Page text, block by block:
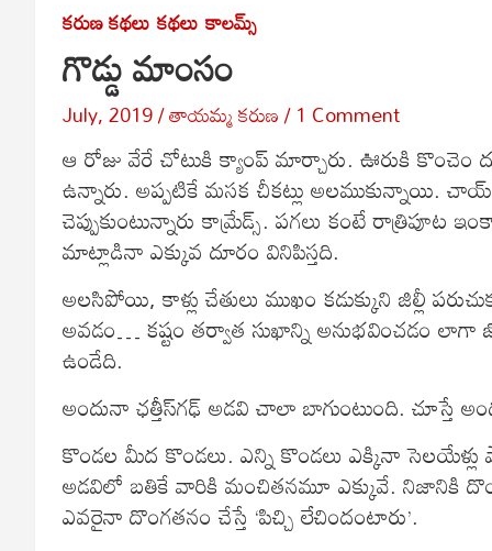
కరుణ కథలుకథలుకాలమ్స్
గొడ్డు మాంసం
July, 2019 తాయమ్మ కరుణ 1 Comment
ఆ రోజు వేరే చోటుకి క్యాంప్‌ మార్చారు. ఊరుకి
ఉన్నారు. అప్పటికే మసక చీకట్లు అలముకున్నాయి.
చెప్పుకుంటున్నారు కామ్రేడ్స్‌. పగలు కంటే
మాట్లాడినా ఎక్కువ దూరం వినిపిస్తది.
అలసిపోయి, కాళ్లు చేతులు ముఖం కడుక్కుని జిల్లీ
అవడం… కష్టం తర్వాత సుఖాన్ని అనుభవించడం లాగా
ఉండేది.
అందునా ఛత్తీస్‌గఢ్‌ అడవి చాలా బాగుంటుంది.
కొండల మీద కొండలు. ఎన్ని కొండలు ఎక్కినా
అడవిలో బతికే వారికి మంచితనమూ ఎక్కువే. నిజానికి
ఎవరైనా దొంగతనం చేస్తే ‘పిచ్చి లేచిందంటారు’.